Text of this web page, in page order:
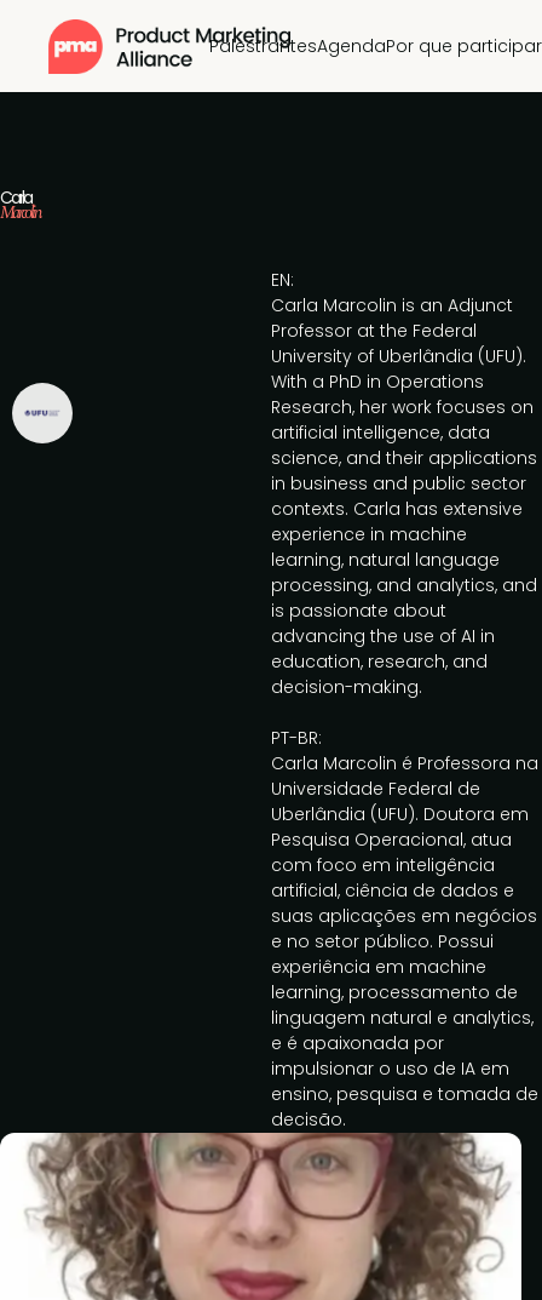
PalestrantesAgendaPor que participar
Carla
Marcolin
EN:
Carla Marcolin is an Adjunct
Professor at the Federal
University of Uberlândia (UFU).
With a PhD in Operations
Research, her work focuses on
artificial intelligence, data
science, and their applications
in business and public sector
contexts. Carla has extensive
experience in machine
learning, natural language
processing, and analytics, and
is passionate about
advancing the use of AI in
education, research, and
decision-making.
PT-BR:
Carla Marcolin é Professora na
Universidade Federal de
Uberlândia (UFU). Doutora em
Pesquisa Operacional, atua
com foco em inteligência
artificial, ciência de dados e
suas aplicações em negócios
e no setor público. Possui
experiência em machine
learning, processamento de
linguagem natural e analytics,
e é apaixonada por
impulsionar o uso de IA em
ensino, pesquisa e tomada de
decisão.